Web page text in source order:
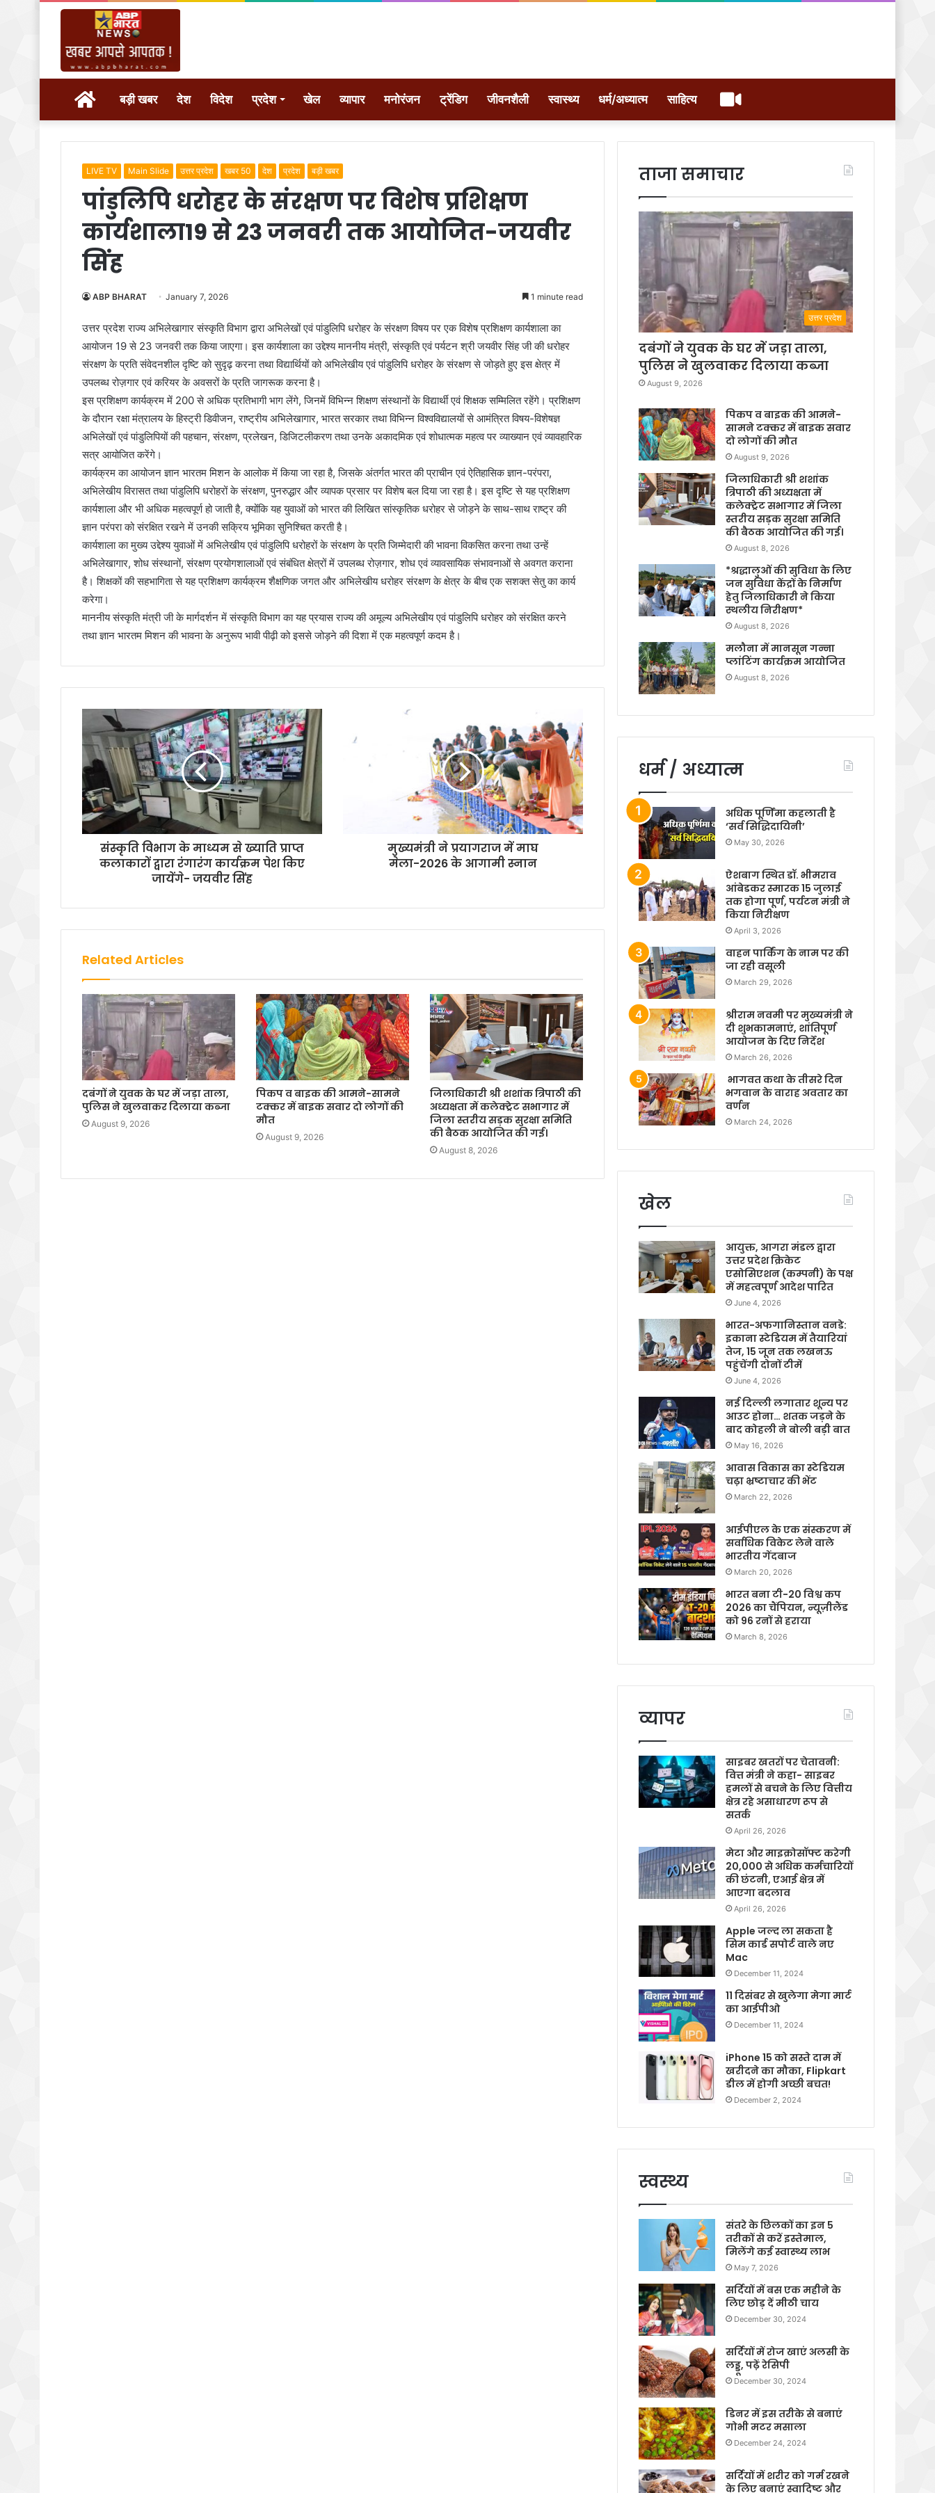
होम बड़ी खबर देश विदेश प्रदेश खेल व्यापार मनोरंजन ट्रेंडिग जीवनशैली स्वास्थ्य धर्म/अध्यात्म साहित्य वीडियो
LIVE TV Main Slide उत्तर प्रदेश खबर 50 देश प्रदेश बड़ी खबर
पांडुलिपि धरोहर के संरक्षण पर विशेष प्रशिक्षण
कार्यशाला19 से 23 जनवरी तक आयोजित-जयवीर
सिंह
ABP BHARAT January 7, 2026 1 minute read
उत्तर प्रदेश राज्य अभिलेखागार संस्कृति विभाग द्वारा अभिलेखों एवं पांडुलिपि धरोहर के संरक्षण विषय पर एक विशेष प्रशिक्षण कार्यशाला का
आयोजन 19 से 23 जनवरी तक किया जाएगा। इस कार्यशाला का उद्देश्य माननीय मंत्री, संस्कृति एवं पर्यटन श्री जयवीर सिंह जी की धरोहर
संरक्षण के प्रति संवेदनशील दृष्टि को सुदृढ़ करना तथा विद्यार्थियों को अभिलेखीय एवं पांडुलिपि धरोहर के संरक्षण से जोड़ते हुए इस क्षेत्र में
उपलब्ध रोज़गार एवं करियर के अवसरों के प्रति जागरूक करना है।
इस प्रशिक्षण कार्यक्रम में 200 से अधिक प्रतिभागी भाग लेंगे, जिनमें विभिन्न शिक्षण संस्थानों के विद्यार्थी एवं शिक्षक सम्मिलित रहेंगे। प्रशिक्षण
के दौरान रक्षा मंत्रालय के हिस्ट्री डिवीजन, राष्ट्रीय अभिलेखागार, भारत सरकार तथा विभिन्न विश्वविद्यालयों से आमंत्रित विषय-विशेषज्ञ
अभिलेखों एवं पांडुलिपियों की पहचान, संरक्षण, प्रलेखन, डिजिटलीकरण तथा उनके अकादमिक एवं शोधात्मक महत्व पर व्याख्यान एवं व्यावहारिक
सत्र आयोजित करेंगे।
कार्यक्रम का आयोजन ज्ञान भारतम मिशन के आलोक में किया जा रहा है, जिसके अंतर्गत भारत की प्राचीन एवं ऐतिहासिक ज्ञान-परंपरा,
अभिलेखीय विरासत तथा पांडुलिपि धरोहरों के संरक्षण, पुनरुद्धार और व्यापक प्रसार पर विशेष बल दिया जा रहा है। इस दृष्टि से यह प्रशिक्षण
कार्यशाला और भी अधिक महत्वपूर्ण हो जाती है, क्योंकि यह युवाओं को भारत की लिखित सांस्कृतिक धरोहर से जोड़ने के साथ-साथ राष्ट्र की
ज्ञान परंपरा को संरक्षित रखने में उनकी सक्रिय भूमिका सुनिश्चित करती है।
कार्यशाला का मुख्य उद्देश्य युवाओं में अभिलेखीय एवं पांडुलिपि धरोहरों के संरक्षण के प्रति जिम्मेदारी की भावना विकसित करना तथा उन्हें
अभिलेखागार, शोध संस्थानों, संरक्षण प्रयोगशालाओं एवं संबंधित क्षेत्रों में उपलब्ध रोज़गार, शोध एवं व्यावसायिक संभावनाओं से अवगत कराना
है। शिक्षकों की सहभागिता से यह प्रशिक्षण कार्यक्रम शैक्षणिक जगत और अभिलेखीय धरोहर संरक्षण के क्षेत्र के बीच एक सशक्त सेतु का कार्य
करेगा।
माननीय संस्कृति मंत्री जी के मार्गदर्शन में संस्कृति विभाग का यह प्रयास राज्य की अमूल्य अभिलेखीय एवं पांडुलिपि धरोहर को संरक्षित करने
तथा ज्ञान भारतम मिशन की भावना के अनुरूप भावी पीढ़ी को इससे जोड़ने की दिशा में एक महत्वपूर्ण कदम है।
संस्कृति विभाग के माध्यम से ख्याति प्राप्त
कलाकारों द्वारा रंगारंग कार्यक्रम पेश किए
जायेंगे- जयवीर सिंह
मुख्यमंत्री ने प्रयागराज में माघ
मेला-2026 के आगामी स्नान
Related Articles
दबंगों ने युवक के घर में जड़ा ताला,
पुलिस ने खुलवाकर दिलाया कब्जा
August 9, 2026
पिकप व बाइक की आमने-सामने
टक्कर में बाइक सवार दो लोगों की
मौत
August 9, 2026
जिलाधिकारी श्री शशांक त्रिपाठी की
अध्यक्षता में कलेक्ट्रेट सभागार में
जिला स्तरीय सड़क सुरक्षा समिति
की बैठक आयोजित की गई।
August 8, 2026
ताजा समाचार
उत्तर प्रदेश
दबंगों ने युवक के घर में जड़ा ताला,
पुलिस ने खुलवाकर दिलाया कब्जा
August 9, 2026
पिकप व बाइक की आमने-
सामने टक्कर में बाइक सवार
दो लोगों की मौत
August 9, 2026
जिलाधिकारी श्री शशांक
त्रिपाठी की अध्यक्षता में
कलेक्ट्रेट सभागार में जिला
स्तरीय सड़क सुरक्षा समिति
की बैठक आयोजित की गई।
August 8, 2026
*श्रद्धालुओं की सुविधा के लिए
जन सुविधा केंद्रों के निर्माण
हेतु जिलाधिकारी ने किया
स्थलीय निरीक्षण*
August 8, 2026
मलौना में मानसून गन्ना
प्लांटिंग कार्यक्रम आयोजित
August 8, 2026
धर्म / अध्यात्म
अधिक पूर्णिमा कहलाती है
‘सर्व सिद्धिदायिनी’
May 30, 2026
ऐशबाग स्थित डॉ. भीमराव
आंबेडकर स्मारक 15 जुलाई
तक होगा पूर्ण, पर्यटन मंत्री ने
किया निरीक्षण
April 3, 2026
वाहन पार्किंग के नाम पर की
जा रही वसूली
March 29, 2026
श्रीराम नवमी पर मुख्यमंत्री ने
दी शुभकामनाएं, शांतिपूर्ण
आयोजन के दिए निर्देश
March 26, 2026
भागवत कथा के तीसरे दिन
भगवान के वाराह अवतार का
वर्णन
March 24, 2026
खेल
आयुक्त, आगरा मंडल द्वारा
उत्तर प्रदेश क्रिकेट
एसोसिएशन (कम्पनी) के पक्ष
में महत्वपूर्ण आदेश पारित
June 4, 2026
भारत-अफगानिस्तान वनडे:
इकाना स्टेडियम में तैयारियां
तेज, 15 जून तक लखनऊ
पहुंचेंगी दोनों टीमें
June 4, 2026
नई दिल्ली लगातार शून्य पर
आउट होना… शतक जड़ने के
बाद कोहली ने बोली बड़ी बात
May 16, 2026
आवास विकास का स्टेडियम
चढ़ा भ्रष्टाचार की भेंट
March 22, 2026
आईपीएल के एक संस्करण में
सर्वाधिक विकेट लेने वाले
भारतीय गेंदबाज
March 20, 2026
भारत बना टी-20 विश्व कप
2026 का चैंपियन, न्यूज़ीलैंड
को 96 रनों से हराया
March 8, 2026
व्यापर
साइबर खतरों पर चेतावनी:
वित्त मंत्री ने कहा- साइबर
हमलों से बचने के लिए वित्तीय
क्षेत्र रहे असाधारण रूप से
सतर्क
April 26, 2026
मेटा और माइक्रोसॉफ्ट करेगी
20,000 से अधिक कर्मचारियों
की छंटनी, एआई क्षेत्र में
आएगा बदलाव
April 26, 2026
Apple जल्द ला सकता है
सिम कार्ड सपोर्ट वाले नए
Mac
December 11, 2024
11 दिसंबर से खुलेगा मेगा मार्ट
का आईपीओ
December 11, 2024
iPhone 15 को सस्ते दाम में
खरीदने का मौका, Flipkart
डील में होगी अच्छी बचत!
December 2, 2024
स्वस्थ्य
संतरे के छिलकों का इन 5
तरीकों से करें इस्तेमाल,
मिलेंगे कई स्वास्थ्य लाभ
May 7, 2026
सर्दियों में बस एक महीने के
लिए छोड़ दें मीठी चाय
December 30, 2024
सर्दियों में रोज खाएं अलसी के
लड्डू, पढ़ें रेसिपी
December 30, 2024
डिनर में इस तरीके से बनाएं
गोभी मटर मसाला
December 24, 2024
सर्दियों में शरीर को गर्म रखने
के लिए बनाएं स्वादिष्ट और